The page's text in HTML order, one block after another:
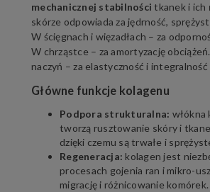
mechanicznej stabilności tkanek i ich
skórze odpowiada za jędrność,
W ścięgnach i więzadłach – za
W chrząstce – za amortyzację
naczyń – za elastyczność i
Główne funkcje kolagenu
Podpora strukturalna: włókna
tworzą rusztowanie skóry i
dzięki czemu są trwałe i
Regeneracja: kolagen jest
procesach gojenia ran i mikro-
migrację i różnicowanie komórek.